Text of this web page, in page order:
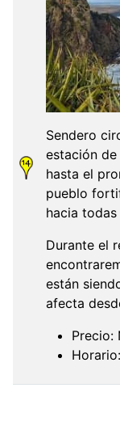
Sendero
estación
hasta el
pueblo
hacia
Durante el
están
afecta
Precio: